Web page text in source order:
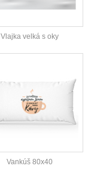
Vlajka velká s oky
Vankúš 80x40